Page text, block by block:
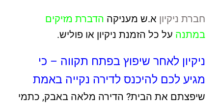
חברת ניקיון א.ש מעניקה הדברת מזיקים
במתנה על כל הזמנת ניקיון או פוליש.
ניקיון לאחר שיפוץ בפתח תקווה – כי
מגיע לכם להיכנס לדירה נקייה באמת
שיפצתם את הבית? הדירה מלאה באבק, כתמי